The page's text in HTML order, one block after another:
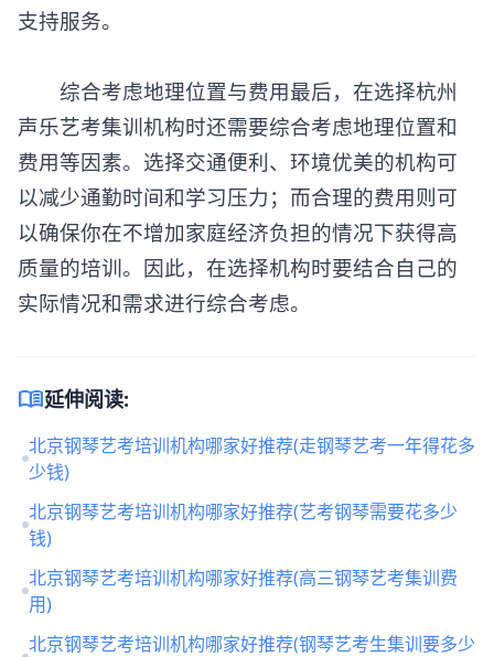
支持服务。
综合考虑地理位置与费用最后，在选择杭州
声乐艺考集训机构时还需要综合考虑地理位置和
费用等因素。选择交通便利、环境优美的机构可
以减少通勤时间和学习压力；而合理的费用则可
以确保你在不增加家庭经济负担的情况下获得高
质量的培训。因此，在选择机构时要结合自己的
实际情况和需求进行综合考虑。
menu_book延伸阅读:
北京钢琴艺考培训机构哪家好推荐(走钢琴艺考一年得花多
少钱)
北京钢琴艺考培训机构哪家好推荐(艺考钢琴需要花多少
钱)
北京钢琴艺考培训机构哪家好推荐(高三钢琴艺考集训费
用)
北京钢琴艺考培训机构哪家好推荐(钢琴艺考生集训要多少